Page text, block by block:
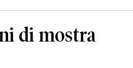
di mostra